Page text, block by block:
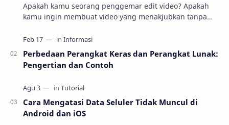
Apakah kamu seorang penggemar edit video? Apakah
kamu ingin membuat video yang menakjubkan tanpa
editin…
Perbedaan Perangkat Keras dan Perangkat Lunak:
Pengertian dan Contoh
Cara Mengatasi Data Seluler Tidak Muncul di
Android dan iOS